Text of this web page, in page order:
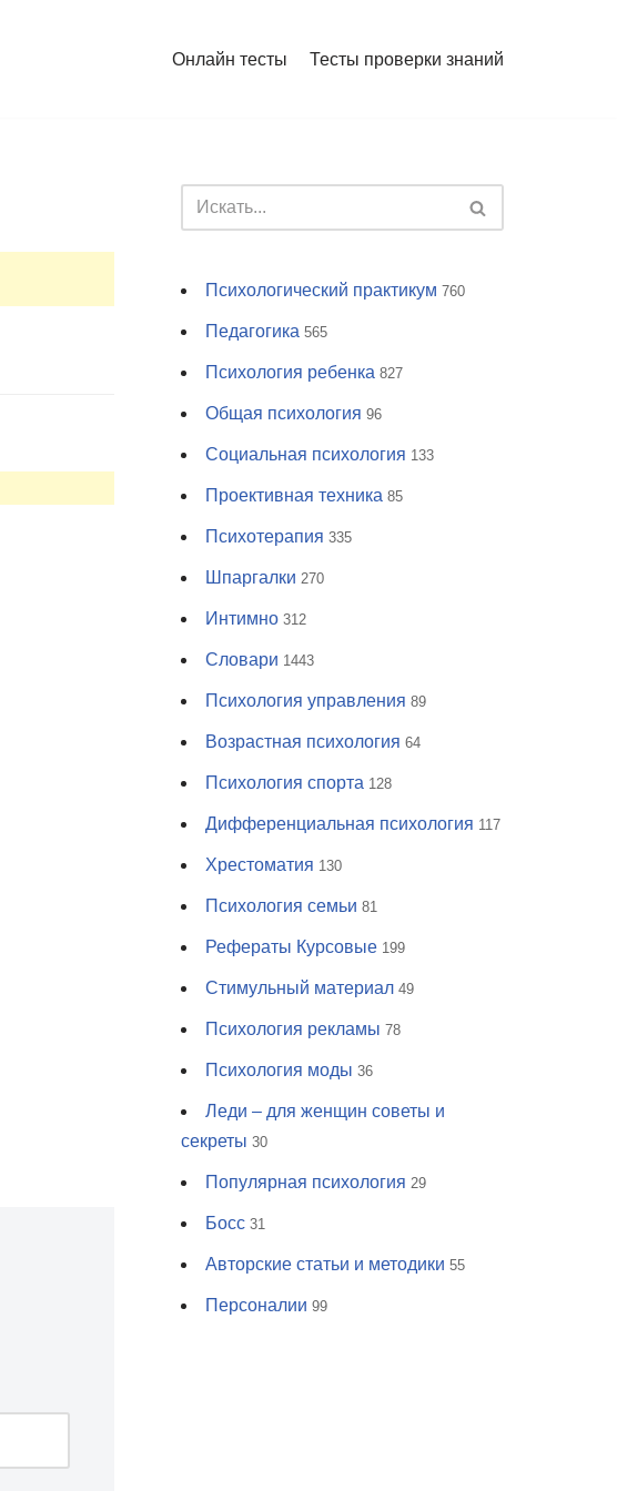
Онлайн тесты Тесты проверки знаний
Психологический практикум 760
Педагогика 565
Психология ребенка 827
Общая психология 96
Социальная психология 133
Проективная техника 85
Психотерапия 335
Шпаргалки 270
Интимно 312
Словари 1443
Психология управления 89
Возрастная психология 64
Психология спорта 128
Дифференциальная психология 117
Хрестоматия 130
Психология семьи 81
Рефераты Курсовые 199
Стимульный материал 49
Психология рекламы 78
Психология моды 36
Леди – для женщин советы и
секреты 30
Популярная психология 29
Босс 31
Авторские статьи и методики 55
Персоналии 99